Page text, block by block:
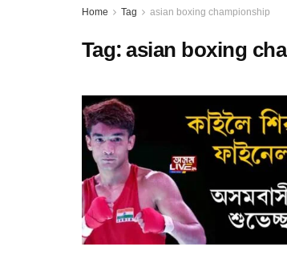
Home Tag asian boxing championship
Tag:asian boxing